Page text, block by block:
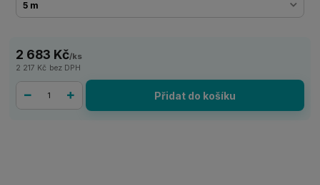
2 683 Kč/ks
2 217 Kč bez DPH
Přidat do košíku